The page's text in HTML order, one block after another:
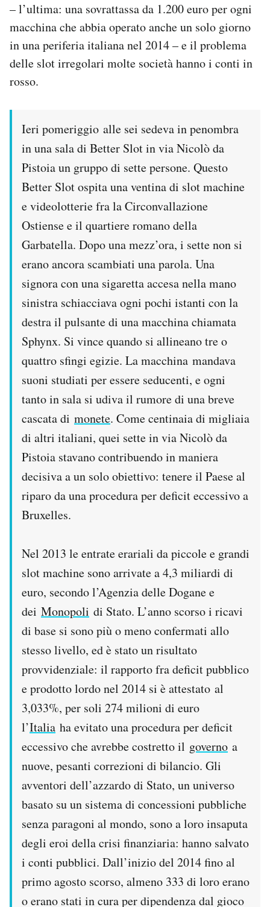
– l’ultima: una sovrattassa da 1.200 euro per ogni
macchina che abbia operato anche un solo giorno
in una periferia italiana nel 2014 – e il problema
delle slot irregolari molte società hanno i conti in
rosso.
Ieri pomeriggio alle sei sedeva in penombra
in una sala di Better Slot in via Nicolò da
Pistoia un gruppo di sette persone. Questo
Better Slot ospita una ventina di slot machine
e videolotterie fra la Circonvallazione
Ostiense e il quartiere romano della
Garbatella. Dopo una mezz’ora, i sette non si
erano ancora scambiati una parola. Una
signora con una sigaretta accesa nella mano
sinistra schiacciava ogni pochi istanti con la
destra il pulsante di una macchina chiamata
Sphynx. Si vince quando si allineano tre o
quattro sfingi egizie. La macchina mandava
suoni studiati per essere seducenti, e ogni
tanto in sala si udiva il rumore di una breve
cascata di monete. Come centinaia di migliaia
di altri italiani, quei sette in via Nicolò da
Pistoia stavano contribuendo in maniera
decisiva a un solo obiettivo: tenere il Paese al
riparo da una procedura per deficit eccessivo a
Bruxelles.
Nel 2013 le entrate erariali da piccole e grandi
slot machine sono arrivate a 4,3 miliardi di
euro, secondo l’Agenzia delle Dogane e
dei Monopoli di Stato. L’anno scorso i ricavi
di base si sono più o meno confermati allo
stesso livello, ed è stato un risultato
provvidenziale: il rapporto fra deficit pubblico
e prodotto lordo nel 2014 si è attestato al
3,033%, per soli 274 milioni di euro
l’Italia ha evitato una procedura per deficit
eccessivo che avrebbe costretto il governo a
nuove, pesanti correzioni di bilancio. Gli
avventori dell’azzardo di Stato, un universo
basato su un sistema di concessioni pubbliche
senza paragoni al mondo, sono a loro insaputa
degli eroi della crisi finanziaria: hanno salvato
i conti pubblici. Dall’inizio del 2014 fino al
primo agosto scorso, almeno 333 di loro erano
o erano stati in cura per dipendenza dal gioco